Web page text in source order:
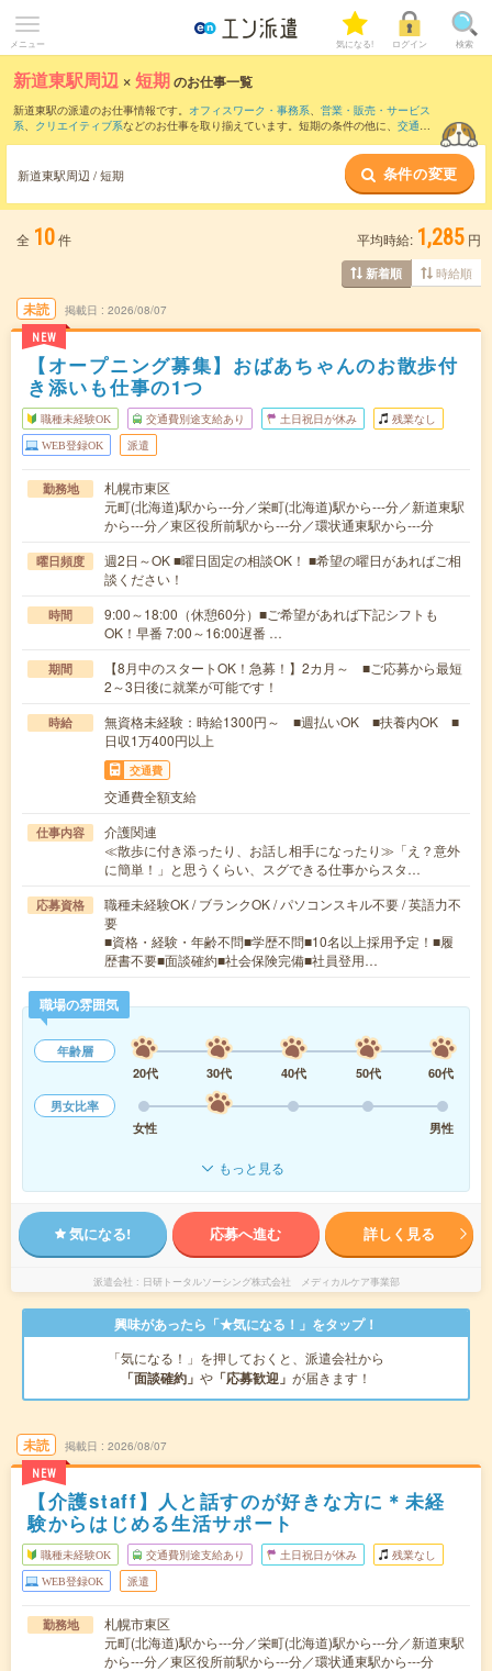
メニュー 気になる! ログイン 検索
新道東駅周辺 ×短期のお仕事一覧
新道東駅の派遣のお仕事情報です。 オフィスワーク・事務系、 営業・販売・サービス
系、 クリエイティブ系などのお仕事を取り揃えています。短期の条件の他に、 交通費
新道東駅周辺 / 短期 条件の変更
全 10件 平均時給: 1,285 円
新着順 時給順
未読
NEW
掲載日 2026/08/07
【オープニング募集】おばあちゃんのお散歩付
き添いも仕事の1つ
職種未経験OK 交通費別途支給あり 土日祝日が休み 残業なし
WEB登録OK 派遣
勤務地
札幌市東区
元町(北海道)駅から---分／栄町(北海道)駅から---分／新道東駅
から---分／東区役所前駅から---分／環状通東駅から---分
曜日頻度
週2日～OK ■曜日固定の相談OK！ ■希望の曜日があればご相
談ください！
時間
9:00～18:00（休憩60分）■ご希望があれば下記シフトも
OK！早番 7:00～16:00遅番 …
期間
【8月中のスタートOK！急募！】2カ月～ ■ご応募から最短
2～3日後に就業が可能です！
時給
無資格未経験：時給1300円～ ■週払いOK ■扶養内OK ■
日収1万400円以上
交通費
交通費全額支給
仕事内容
介護関連
≪散歩に付き添ったり、お話し相手になったり≫「え？意外
に簡単！」と思うくらい、スグできる仕事からスタ…
応募資格
職種未経験OK / ブランクOK / パソコンスキル不要 / 英語力不
要
■資格・経験・年齢不問■学歴不問■10名以上採用予定！■履
歴書不要■面談確約■社会保険完備■社員登用…
職場の雰囲気
年齢層
20代
30代 40代 50代
60代
男女比率
女性
男性
もっと見る
気になる! 応募へ進む 詳しく見る
派遣会社 日研トータルソーシング株式会社 メディカルケア事業部
興味があったら「★気になる！」をタップ！
「気になる！」を押しておくと、派遣会社から
「面談確約」 や 「応募歓迎」 が届きます！
未読
NEW
掲載日 2026/08/07
【介護staff】人と話すのが好きな方に＊未経
験からはじめる生活サポート
職種未経験OK 交通費別途支給あり 土日祝日が休み 残業なし
WEB登録OK 派遣
勤務地
札幌市東区
元町(北海道)駅から---分／栄町(北海道)駅から---分／新道東駅
から---分／東区役所前駅から---分／環状通東駅から---分